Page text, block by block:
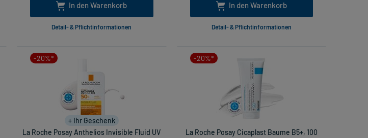
In den Warenkorb
Detail- & Pflichtinformationen
In den Warenkorb
Detail- & Pflichtinformationen
-20%*
+ Ihr Geschenk
La Roche Posay Anthelios Invisible Fluid UV
-20%*
La Roche Posay Cicaplast Baume B5+, 100